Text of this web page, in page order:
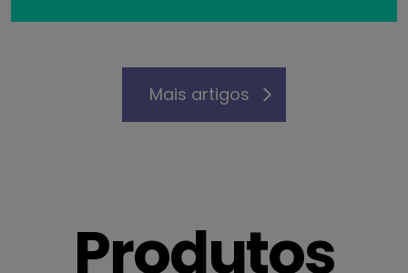
Mais artigos
Produtos